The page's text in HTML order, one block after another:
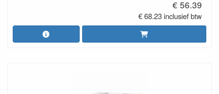
€ 56.39
€ 68.23 inclusief btw